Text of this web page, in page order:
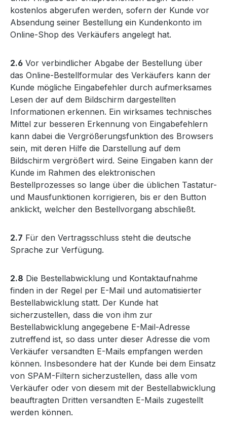
kostenlos abgerufen werden, sofern der Kunde vor
Absendung seiner Bestellung ein Kundenkonto im
Online-Shop des Verkäufers angelegt hat.
2.6 Vor verbindlicher Abgabe der Bestellung über
das Online-Bestellformular des Verkäufers kann der
Kunde mögliche Eingabefehler durch aufmerksames
Lesen der auf dem Bildschirm dargestellten
Informationen erkennen. Ein wirksames technisches
Mittel zur besseren Erkennung von Eingabefehlern
kann dabei die Vergrößerungsfunktion des Browsers
sein, mit deren Hilfe die Darstellung auf dem
Bildschirm vergrößert wird. Seine Eingaben kann der
Kunde im Rahmen des elektronischen
Bestellprozesses so lange über die üblichen Tastatur-
und Mausfunktionen korrigieren, bis er den Button
anklickt, welcher den Bestellvorgang abschließt.
2.7 Für den Vertragsschluss steht die deutsche
Sprache zur Verfügung.
2.8 Die Bestellabwicklung und Kontaktaufnahme
finden in der Regel per E-Mail und automatisierter
Bestellabwicklung statt. Der Kunde hat
sicherzustellen, dass die von ihm zur
Bestellabwicklung angegebene E-Mail-Adresse
zutreffend ist, so dass unter dieser Adresse die vom
Verkäufer versandten E-Mails empfangen werden
können. Insbesondere hat der Kunde bei dem Einsatz
von SPAM-Filtern sicherzustellen, dass alle vom
Verkäufer oder von diesem mit der Bestellabwicklung
beauftragten Dritten versandten E-Mails zugestellt
werden können.